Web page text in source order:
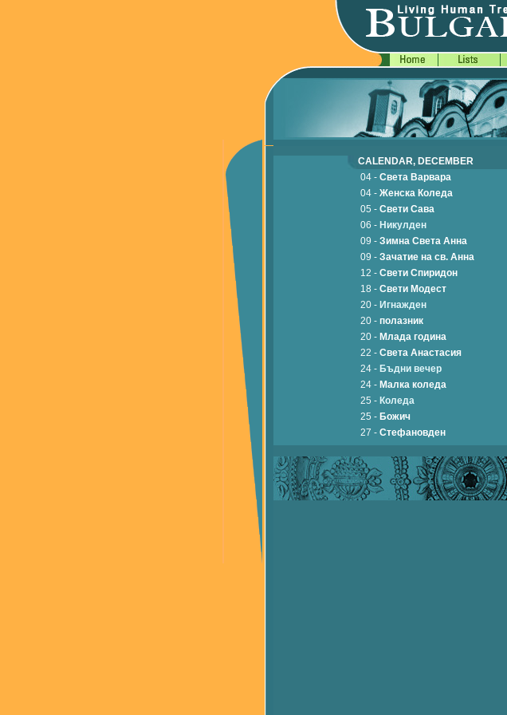
CALENDAR, DECEMBER
04 - Света Варвара
04 - Женска Коледа
05 - Свети Сава
06 - Никулден
09 - Зимна Света Анна
09 - Зачатие на св. Анна
12 - Свети Спиридон
18 - Свети Модест
20 - Игнажден
20 - полазник
20 - Млада година
22 - Света Анастасия
24 - Бъдни вечер
24 - Малка коледа
25 - Коледа
25 - Божич
27 - Стефановден